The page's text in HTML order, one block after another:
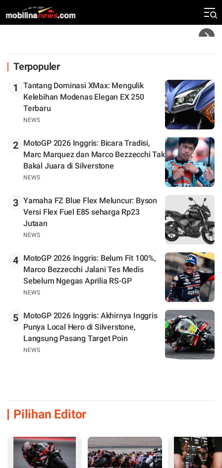
Rekor Kecepatan Silverstone!
Terpopuler
1
Tantang Dominasi XMax: Mengulik
Kelebihan Modenas Elegan EX 250
Terbaru
NEWS
2
MotoGP 2026 Inggris: Bicara Tradisi,
Marc Marquez dan Marco Bezzecchi Tak
Bakal Juara di Silverstone
NEWS
3 Yamaha FZ Blue Flex Meluncur: Byson
Versi Flex Fuel E85 seharga Rp23
Jutaan
NEWS
4
MotoGP 2026 Inggris: Belum Fit 100%,
Marco Bezzecchi Jalani Tes Medis
Sebelum Ngegas Aprilia RS-GP
NEWS
5
MotoGP 2026 Inggris: Akhirnya Inggris
Punya Local Hero di Silverstone,
Langsung Pasang Target Poin
NEWS
Pilihan Editor